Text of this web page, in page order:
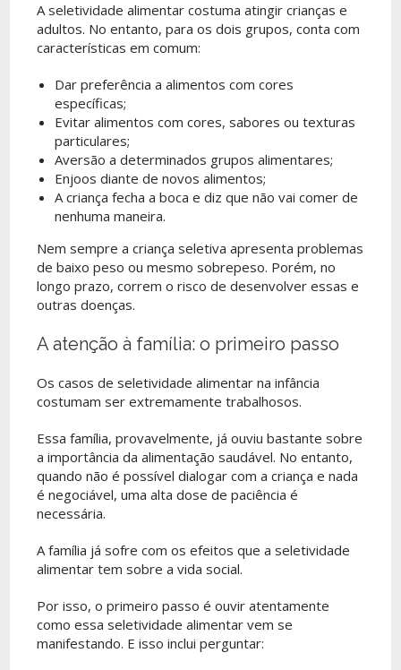
A seletividade alimentar costuma atingir crianças e
adultos. No entanto, para os dois grupos, conta com
características em comum:
Dar preferência a alimentos com cores
específicas;
Evitar alimentos com cores, sabores ou texturas
particulares;
Aversão a determinados grupos alimentares;
Enjoos diante de novos alimentos;
A criança fecha a boca e diz que não vai comer de
nenhuma maneira.
Nem sempre a criança seletiva apresenta problemas
de baixo peso ou mesmo sobrepeso. Porém, no
longo prazo, correm o risco de desenvolver essas e
outras doenças.
A atenção à família: o primeiro passo
Os casos de seletividade alimentar na infância
costumam ser extremamente trabalhosos.
Essa família, provavelmente, já ouviu bastante sobre
a importância da alimentação saudável. No entanto,
quando não é possível dialogar com a criança e nada
é negociável, uma alta dose de paciência é
necessária.
A família já sofre com os efeitos que a seletividade
alimentar tem sobre a vida social.
Por isso, o primeiro passo é ouvir atentamente
como essa seletividade alimentar vem se
manifestando. E isso inclui perguntar: